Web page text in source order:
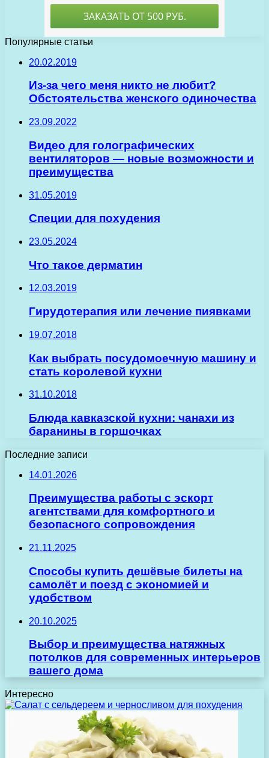
Популярные статьи
20.02.2019
Из-за чего меня никто не любит?
Обстоятельства женского одиночества
23.09.2022
Видео для голографических
вентиляторов — новые возможности и
преимущества
31.05.2019
Специи для похудения
23.05.2024
Что такое дерматин
12.03.2019
Гирудотерапия или лечение пиявками
19.07.2018
Как выбрать посудомоечную машину и
стать королевой кухни
31.10.2018
Блюда кавказской кухни: чанахи из
баранины в горшочках
Последние записи
14.01.2026
Преимущества работы с эскорт
агентствами для комфортного и
безопасного сопровождения
21.11.2025
Способы купить дешёвые билеты на
самолёт и поезд с экономией и
удобством
20.10.2025
Выбор и преимущества натяжных
потолков для современных интерьеров
вашего дома
Интересно